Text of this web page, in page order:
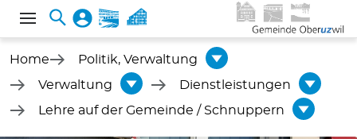
Home
Politik, Verwaltung
Verwaltung
Dienstleistungen
Lehre auf der Gemeinde / Schnuppern